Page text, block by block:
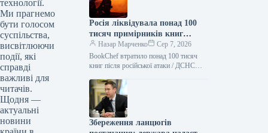
технології.
Ми прагнемо
бути голосом
суспільства,
висвітлюючи
події, які
справді
важливі для
читачів.
Щодня —
актуальні
новини
Росія ліквідувала понад 100
тисяч примірників книг
BookChef: деталі події
Назар Марченко
Сер 7, 2026
BookChef втратило понад 100 тисяч
книг після російської атаки / ДСНС
знищено резервний склад логістичного
партнера…
Збереження ланцюгів